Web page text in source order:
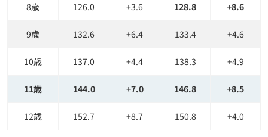
8歳 126.0 +3.6 128.8 +8.6
9歳 132.6 +6.4 133.4 +4.6
10歳 137.0 +4.4 138.3 +4.9
11歳 144.0 +7.0 146.8 +8.5
12歳 152.7 +8.7 150.8 +4.0